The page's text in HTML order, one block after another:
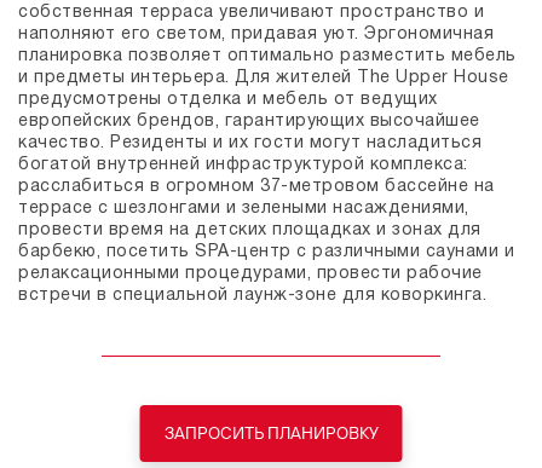
собственная терраса увеличивают пространство и
наполняют его светом, придавая уют. Эргономичная
планировка позволяет оптимально разместить мебель
и предметы интерьера. Для жителей The Upper House
предусмотрены отделка и мебель от ведущих
европейских брендов, гарантирующих высочайшее
качество. Резиденты и их гости могут насладиться
богатой внутренней инфраструктурой комплекса:
расслабиться в огромном 37-метровом бассейне на
террасе с шезлонгами и зелеными насаждениями,
провести время на детских площадках и зонах для
барбекю, посетить SPA-центр с различными саунами и
релаксационными процедурами, провести рабочие
встречи в специальной лаунж-зоне для коворкинга.
ЗАПРОСИТЬ ПЛАНИРОВКУ